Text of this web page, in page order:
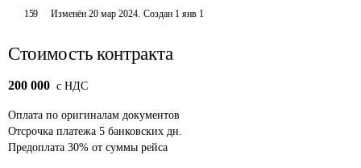
159 Изменён20 мар 2024. Создан 1 янв 1
Стоимость контракта
200 000 c НДС
Оплата по оригиналам документов
Отсрочка платежа 5 банковских дн.
Предоплата 30% от суммы рейса